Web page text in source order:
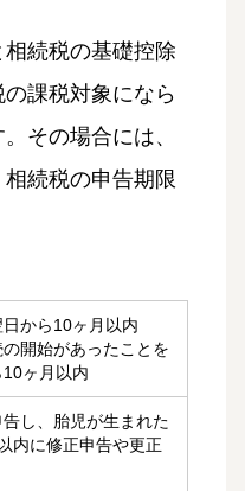
続税の基礎控除
課税対象になら
その場合には、
続税の申告期限
から10ヶ月以内
開始があったことを
ヶ月以内
し、胎児が生まれた
内に修正申告や更正